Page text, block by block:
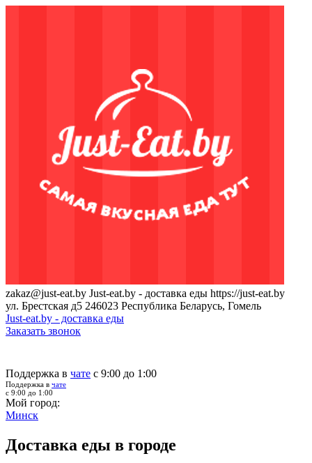
zakaz@just-eat.by Just-eat.by - доставка еды https://just-eat.by
ул. Брестская д5 246023 Республика Беларусь, Гомель
Just-eat.by - доставка еды
Заказать звонок
Поддержка в чате с 9:00 до 1:00
Поддержка в чате
с 9:00 до 1:00
Мой город:
Минск
Доставка еды в городе